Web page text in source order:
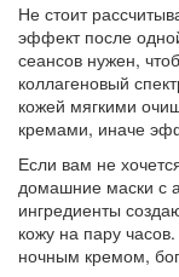
Не стоит
эффект после
сеансов нужен,
коллагеновый
кожей мягкими
кремами, иначе
Если вам не
домашние маски с
ингредиенты
кожу на пару
ночным кремом,